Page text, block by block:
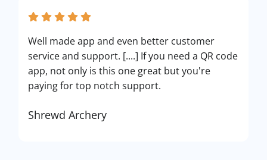
Well made app and even better customer
service and support. [....] If you need a QR code
app, not only is this one great but you're
paying for top notch support.
Shrewd Archery